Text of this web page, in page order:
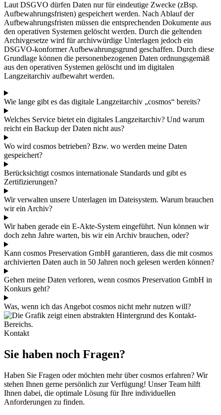
Laut DSGVO dürfen Daten nur für eindeutige Zwecke (zBsp.
Aufbewahrungsfristen) gespeichert werden. Nach Ablauf der
Aufbewahrungsfristen müssen die entsprechenden Dokumente aus
den operativen Systemen gelöscht werden. Durch die geltenden
Archivgesetze wird für archivwürdige Unterlagen jedoch ein
DSGVO-konformer Aufbewahrungsgrund geschaffen. Durch diese
Grundlage können die personenbezogenen Daten ordnungsgemäß
aus den operativen Systemen gelöscht und im digitalen
Langzeitarchiv aufbewahrt werden.
Wie lange gibt es das digitale Langzeitarchiv „cosmos“ bereits?
Welches Service bietet ein digitales Langzeitarchiv? Und warum
reicht ein Backup der Daten nicht aus?
Wo wird cosmos betrieben? Bzw. wo werden meine Daten
gespeichert?
Berücksichtigt cosmos internationale Standards und gibt es
Zertifizierungen?
Wir verwalten unsere Unterlagen im Dateisystem. Warum brauchen
wir ein Archiv?
Wir haben gerade ein E-Akte-System eingeführt. Nun können wir
doch zehn Jahre warten, bis wir ein Archiv brauchen, oder?
Kann cosmos Preservation GmbH garantieren, dass die mit cosmos
archivierten Daten auch in 50 Jahren noch gelesen werden können?
Gehen meine Daten verloren, wenn cosmos Preservation GmbH in
Konkurs geht?
Was, wenn ich das Angebot cosmos nicht mehr nutzen will?
Kontakt
Sie haben noch Fragen?
Haben Sie Fragen oder möchten mehr über cosmos erfahren? Wir
stehen Ihnen gerne persönlich zur Verfügung! Unser Team hilft
Ihnen dabei, die optimale Lösung für Ihre individuellen
Anforderungen zu finden.